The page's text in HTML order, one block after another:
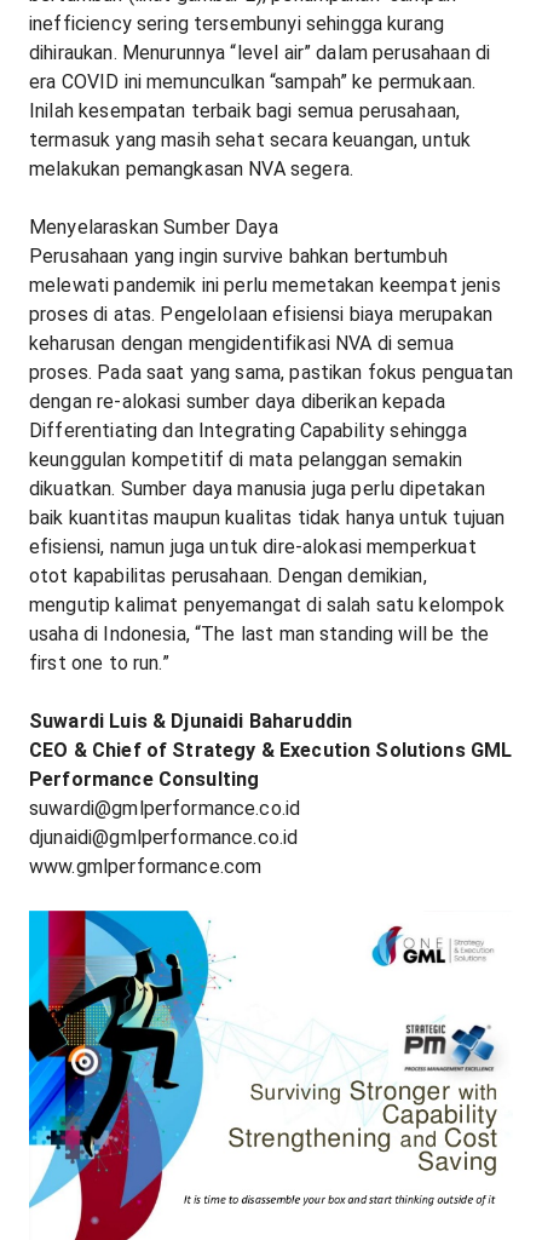
inefficiency sering tersembunyi sehingga kurang
dihiraukan. Menurunnya “level air” dalam perusahaan di
era COVID ini memunculkan “sampah” ke permukaan.
Inilah kesempatan terbaik bagi semua perusahaan,
termasuk yang masih sehat secara keuangan, untuk
melakukan pemangkasan NVA segera.
Menyelaraskan Sumber Daya
Perusahaan yang ingin survive bahkan bertumbuh
melewati pandemik ini perlu memetakan keempat jenis
proses di atas. Pengelolaan efisiensi biaya merupakan
keharusan dengan mengidentifikasi NVA di semua
proses. Pada saat yang sama, pastikan fokus penguatan
dengan re-alokasi sumber daya diberikan kepada
Differentiating dan Integrating Capability sehingga
keunggulan kompetitif di mata pelanggan semakin
dikuatkan. Sumber daya manusia juga perlu dipetakan
baik kuantitas maupun kualitas tidak hanya untuk tujuan
efisiensi, namun juga untuk dire-alokasi memperkuat
otot kapabilitas perusahaan. Dengan demikian,
mengutip kalimat penyemangat di salah satu kelompok
usaha di Indonesia, “The last man standing will be the
first one to run.”
Suwardi Luis & Djunaidi Baharuddin
CEO & Chief of Strategy & Execution Solutions GML
Performance Consulting
suwardi@gmlperformance.co.id
djunaidi@gmlperformance.co.id
www.gmlperformance.com